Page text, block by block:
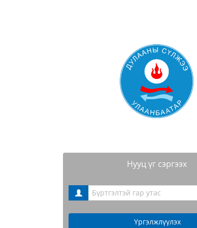
Нууц үг сэргээх
Үргэлжлүүлэх